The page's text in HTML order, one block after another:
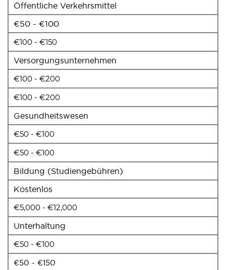
Öffentliche Verkehrsmittel
€50 - €100
€100 - €150
Versorgungsunternehmen
€100 - €200
€100 - €200
Gesundheitswesen
€50 - €100
€50 - €100
Bildung (Studiengebühren)
Kostenlos
€5,000 - €12,000
Unterhaltung
€50 - €100
€50 - €150